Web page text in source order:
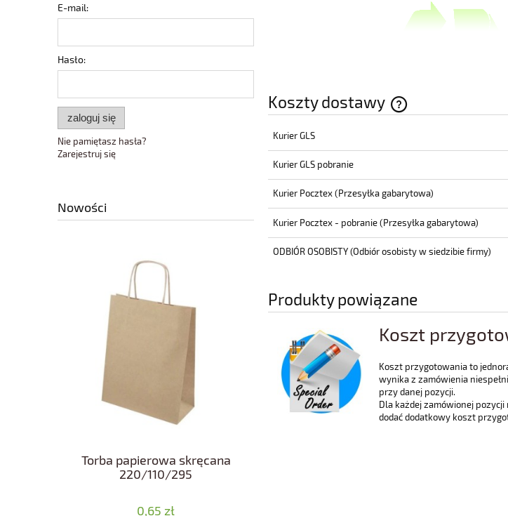
E-mail:
Hasło:
zaloguj się
Nie pamiętasz hasła?
Zarejestruj się
Nowości
Torba papierowa skręcana
220/110/295
0,65 zł
Koszty dostawy
Cena nie zawiera
płatności
Kurier GLS
Kurier GLS pobranie
Kurier Pocztex(Przesyłka gabarytowa)
Kurier Pocztex - pobranie(Przesyłka gabarytowa)
ODBIÓR OSOBISTY(Odbiór osobisty w siedzibie firmy)
Produkty powiązane
Koszt
Koszt przygotowania to
wynika z zamówienia
przy danej pozycji.
Dla każdej zamówionej
dodać dodatkowy koszt